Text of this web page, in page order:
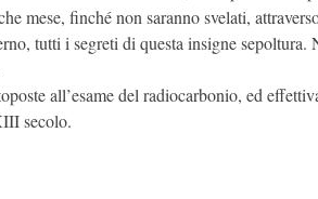
mese, finché non saranno svelati,
tutti i segreti di questa insigne sepoltura.
all’esame del radiocarbonio, ed
secolo.